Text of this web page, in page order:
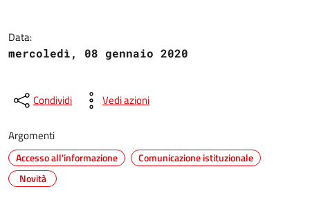
Data:
mercoledì, 08 gennaio 2020
Condividi Vedi azioni
Argomenti
Accesso all'informazione
Comunicazione istituzionale
Novità